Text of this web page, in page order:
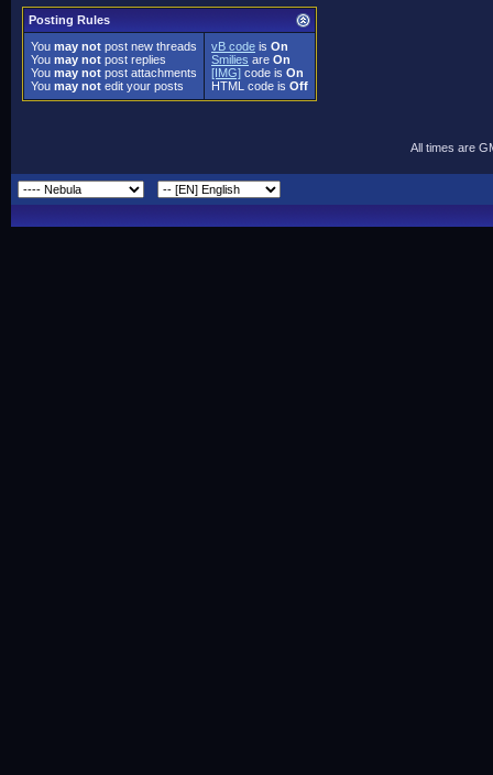
Posting Rules
You may not post new threads
You may not post replies
You may not post attachments
You may not edit your posts
vB code is On
Smilies are On
[IMG] code is On
HTML code is Off
All times are